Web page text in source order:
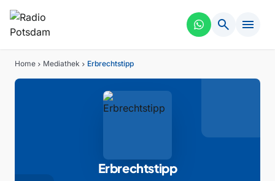
search menu
Home chevron_right Mediathek chevron_right Erbrechtstipp
Erbrechtstipp